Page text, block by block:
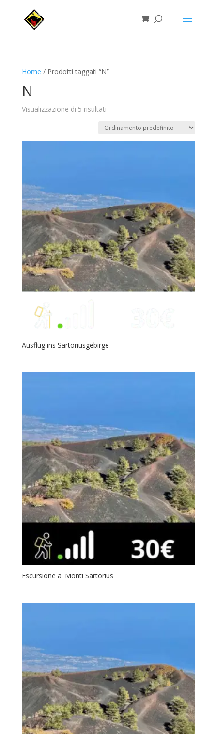
Home / Prodotti taggati “N”
N
Visualizzazione di 5 risultati
Ausflug ins Sartoriusgebirge
Escursione ai Monti Sartorius